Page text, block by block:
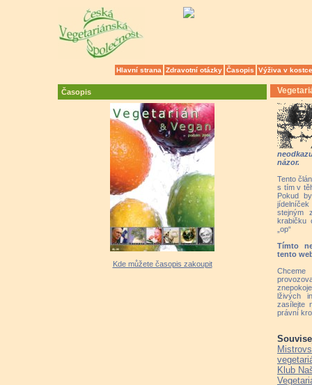
Hlavní strana Zdravotní otázky Časopis Výživa v kostce
Časopis
Kde můžete časopis zakoupit
názor.
Tento
s tím v
Pokud
stejným
krabičku
„op“
Tímto
tento
lživých
zasílejte
právní
Klub